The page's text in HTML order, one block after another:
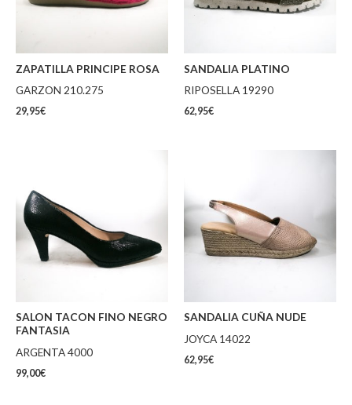
ZAPATILLA PRINCIPE ROSA
GARZON 210.275
29,95€
SANDALIA PLATINO
RIPOSELLA 19290
62,95€
SALON TACON FINO NEGRO
FANTASIA
ARGENTA 4000
99,00€
SANDALIA CUÑA NUDE
JOYCA 14022
62,95€